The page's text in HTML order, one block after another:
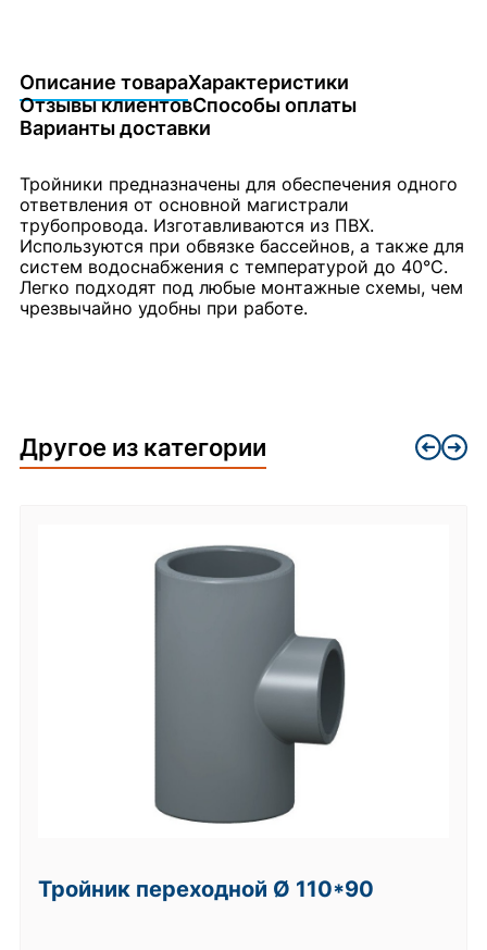
Описание товараХарактеристики
Отзывы клиентовСпособы оплаты
Варианты доставки
Тройники предназначены для обеспечения одного
ответвления от основной магистрали
трубопровода. Изготавливаются из ПВХ.
Используются при обвязке бассейнов, а также для
систем водоснабжения с температурой до 40°C.
Легко подходят под любые монтажные схемы, чем
чрезвычайно удобны при работе.
Другое из категории
Тройник переходной Ø 110*90